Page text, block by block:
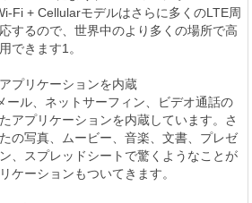
Fi + Cellularモデルはさらに多くのLTE周
するので、世界中のより多くの場所で高
できます1。
プリケーションを内蔵
ール、ネットサーフィン、ビデオ通話の
アプリケーションを内蔵しています。さ
の写真、ムービー、音楽、文書、プレゼ
、スプレッドシートで驚くようなことが
ケーションもついてきます。